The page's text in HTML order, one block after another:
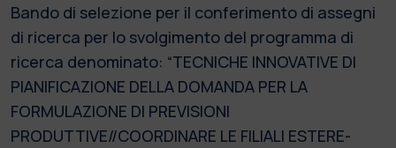
Bando di selezione per il conferimento di assegni
di ricerca per lo svolgimento del programma di
ricerca denominato: “TECNICHE INNOVATIVE DI
PIANIFICAZIONE DELLA DOMANDA PER LA
FORMULAZIONE DI PREVISIONI
PRODUTTIVE//COORDINARE LE FILIALI ESTERE-